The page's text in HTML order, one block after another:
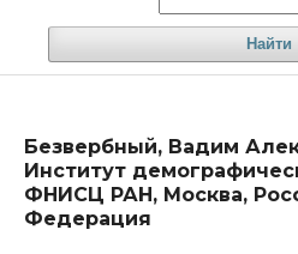
Найти
Безвербный, Вадим
Институт
ФНИСЦ РАН, Москва,
Федерация